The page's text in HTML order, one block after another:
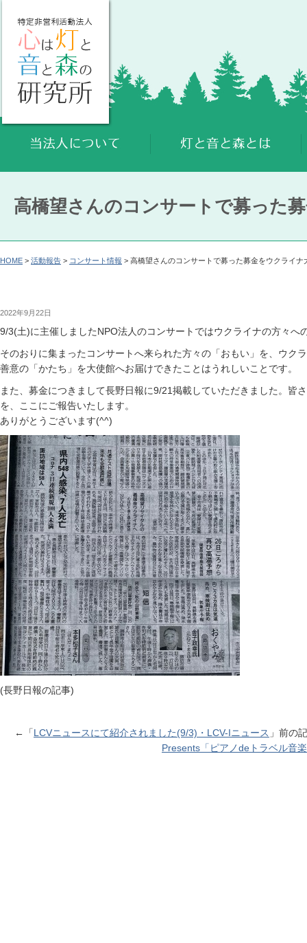
高橋望さんのコンサートで募った
HOME > 活動報告 > コンサート情報 > 高橋望さんのコンサートで募った募金をウクライナ
2022年9月22日
9/3(土)に主催しましたNPO法人のコンサートではウクライナの方々へ
そのおりに集まったコンサートへ来られた方々の「おもい」を、ウク
善意の「かたち」を大使館へお届けできたことはうれしいことです。
また、募金につきまして長野日報に9/21掲載していただきました。皆
を、ここにご報告いたします。
ありがとうございます(^^)
(長野日報の記事)
←「LCVニュースにて紹介されました(9/3)・LCV-Iニュース 」前
Presents「ピアノdeトラベル音